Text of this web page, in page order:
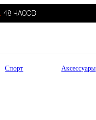
48 ЧАСОВ
Спорт Аксессуары